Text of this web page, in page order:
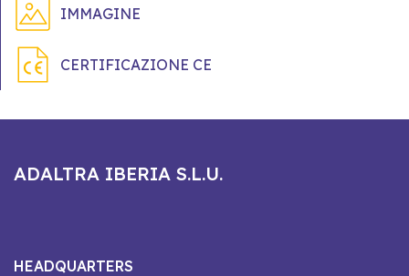
IMMAGINE
CERTIFICAZIONE CE
ADALTRA IBERIA S.L.U.
HEADQUARTERS